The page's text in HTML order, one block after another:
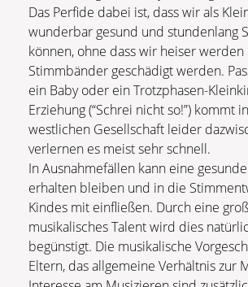
Das Perfide dabei ist, dass wir als
wunderbar gesund und stundenlang
können, ohne dass wir heiser
Stimmbänder geschädigt werden.
ein Baby oder ein Trotzphasen-
Erziehung (“Schrei nicht so!”) kommt
westlichen Gesellschaft leider
verlernen es meist sehr schnell.
In Ausnahmefällen kann eine
erhalten bleiben und in die
Kindes mit einfließen. Durch eine
musikalisches Talent wird dies
begünstigt. Die musikalische
Eltern, das allgemeine Verhältnis zur